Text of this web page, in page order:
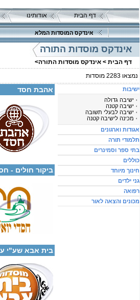
דף הבית אודותינו
אינדקס המוסדות המלא
אינדקס מוסדות התורה
דף הבית > אינדקס מוסדות התורה>
נמצאו 2283 מוסדות
אהבת חסד
משרד ב"ב: הרב כהנמן 69א' טל: 972-3-
ביקור חולים -
פרטים נוספים:
אגודות וארגונים-
בית אבא שע"י
פרטים נוספים:
קטגוריות:
ישיבות
ישיבה גדולה
ישיבה קטנה
ישיבה לבעלי תשובה
מכינה לישיבה קטנה
אגודות וארגונים
תלמודי תורה
בתי ספר וסמינרים
כוללים
חינוך מיוחד
גני ילדים
רפואה
מכונים והצאה לאור